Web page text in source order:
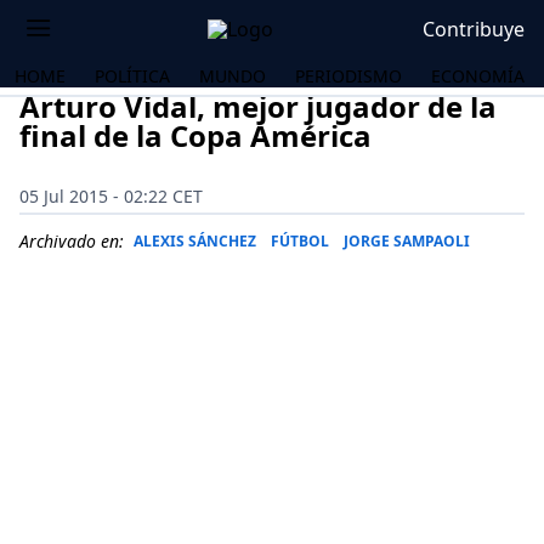
Contribuye
HOME POLÍTICA MUNDO PERIODISMO ECONOMÍA
Arturo Vidal, mejor jugador de la
final de la Copa América
05 Jul 2015 - 02:22 CET
Archivado en: ALEXIS SÁNCHEZ FÚTBOL JORGE SAMPAOLI